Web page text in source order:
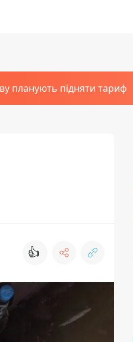
планують підняти тариф
👍